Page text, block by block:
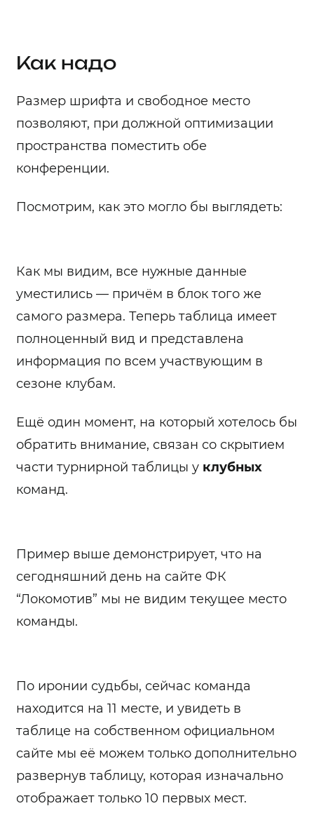
Как надо
Размер шрифта и свободное место
позволяют, при должной оптимизации
пространства поместить обе
конференции.
Посмотрим, как это могло бы выглядеть:
Как мы видим, все нужные данные
уместились — причём в блок того же
самого размера. Теперь таблица имеет
полноценный вид и представлена
информация по всем участвующим в
сезоне клубам.
Ещё один момент, на который хотелось бы
обратить внимание, связан со скрытием
части турнирной таблицы у клубных
команд.
Пример выше демонстрирует, что на
сегодняшний день на сайте ФК
“Локомотив” мы не видим текущее место
команды.
По иронии судьбы, сейчас команда
находится на 11 месте, и увидеть в
таблице на собственном официальном
сайте мы её можем только дополнительно
развернув таблицу, которая изначально
отображает только 10 первых мест.